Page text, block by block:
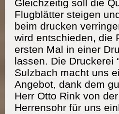
Gleichzeitig soll die
Flugblätter steigen
beim drucken
wird entschieden, die
ersten Mal in einer
lassen. Die Druckerei
Sulzbach macht uns
Angebot, dank dem
Herr Otto Rink von
Herrensohr für uns